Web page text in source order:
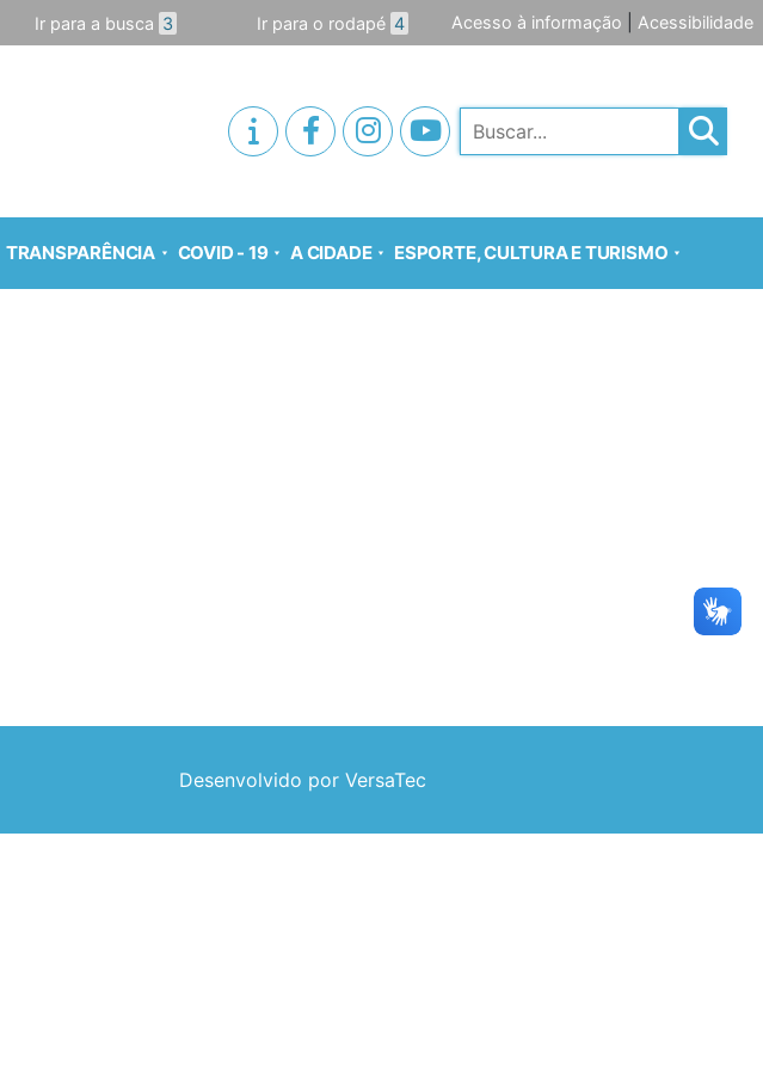
Ir para a busca 3 Ir para o rodapé 4 Acesso à informação Acessibilidade
Pesquisar
TRANSPARÊNCIA COVID - 19 A CIDADE ESPORTE, CULTURA E TURISMO
Desenvolvido por VersaTec